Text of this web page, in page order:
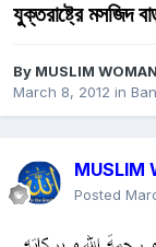
যুক্তরাষ্ট্রে মসজিদ
By MUSLIM WOMAN
March 8, 2012 in
MUSLIM
Posted